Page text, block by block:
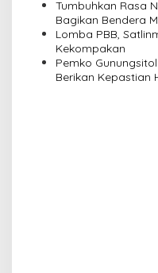
Tumbuhkan Rasa
Bagikan Bendera
Lomba PBB,
Kekompakan
Pemko
Berikan Kepastian